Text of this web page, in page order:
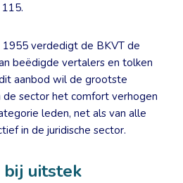
1955 verdedigt de BKVT de
beëdigde vertalers en tolken
aanbod wil de grootste
de sector het comfort verhogen
leden, net als van alle
in de juridische sector.
uitstek